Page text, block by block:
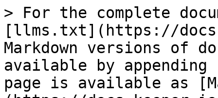
> For the complete
[llms.txt](https://
Markdown versions of
available by
page is available as